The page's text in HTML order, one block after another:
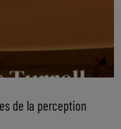
de la perception